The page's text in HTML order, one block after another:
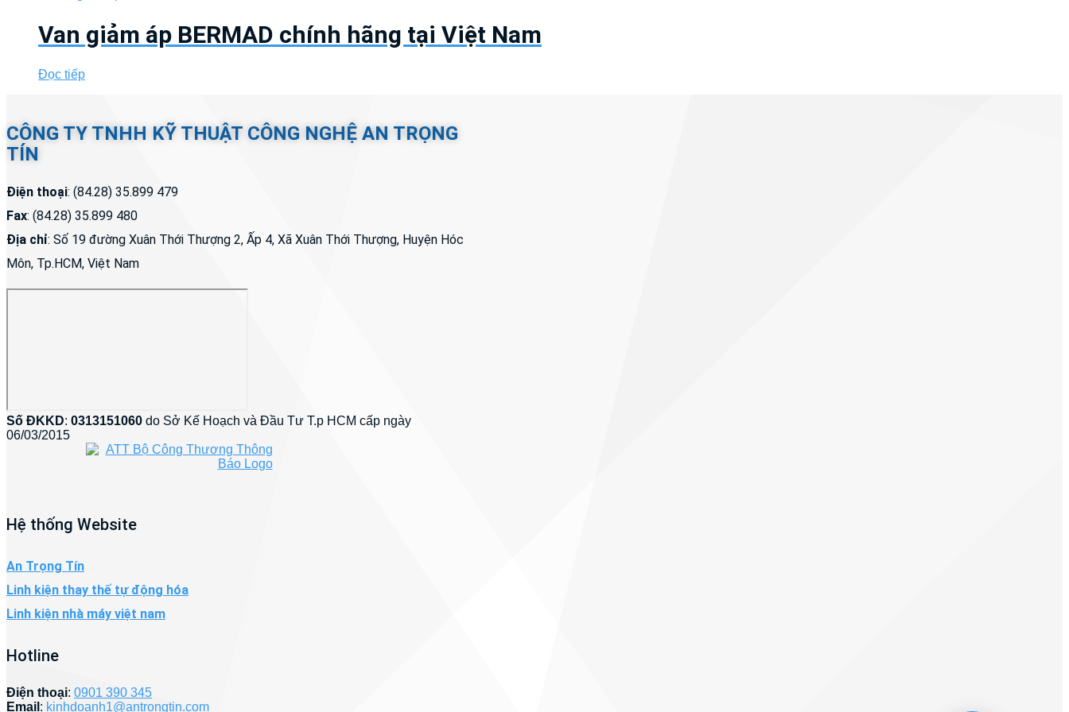
Van giảm áp BERMAD chính hãng tại Việt Nam
Đọc tiếp
CÔNG TY TNHH KỸ THUẬT CÔNG NGHỆ AN TRỌNG
TÍN
Điện thoại: (84.28) 35.899 479
Fax: (84.28) 35.899 480
Địa chỉ: Số 19 đường Xuân Thới Thượng 2, Ấp 4, Xã Xuân Thới Thượng, Huyện Hóc
Môn, Tp.HCM, Việt Nam
Số ĐKKD: 0313151060 do Sở Kế Hoạch và Đầu Tư T.p HCM cấp ngày
06/03/2015
Hệ thống Website
An Trọng Tín
Linh kiện thay thế tự động hóa
Linh kiện nhà máy việt nam
Hotline
Điện thoại: 0901 390 345
Email : kinhdoanh1@antrongtin.com